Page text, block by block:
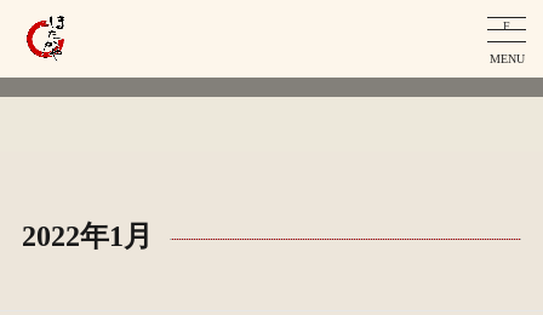
F
MENU
2022年1月